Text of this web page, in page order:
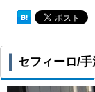
セフィーロ/